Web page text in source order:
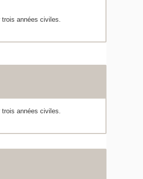
années civiles.
années civiles.